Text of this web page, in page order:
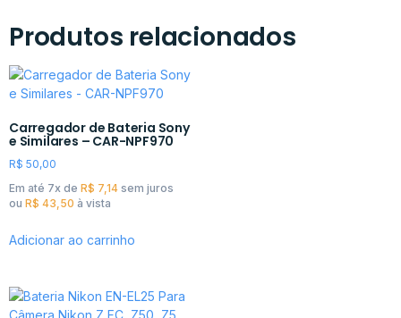
Produtos relacionados
Carregador de Bateria Sony
e Similares – CAR-NPF970
R$ 50,00
Em até 7x de R$ 7,14 sem juros
ou R$ 43,50 à vista
Adicionar ao carrinho